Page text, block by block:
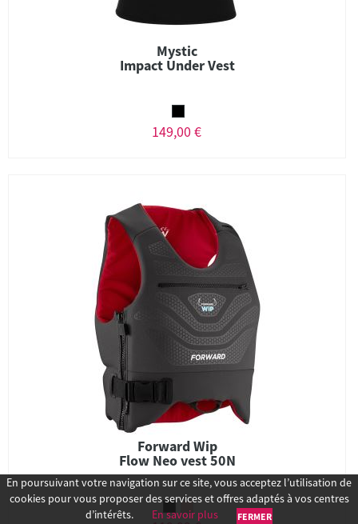
Mystic
Impact Under Vest
149,00 €
Forward Wip
Flow Neo vest 50N
En poursuivant votre navigation sur ce site, vous acceptez l’utilisation de
cookies pour vous proposer des services et offres adaptés à vos centres
d’intérêts.
En savoir plus FERMER